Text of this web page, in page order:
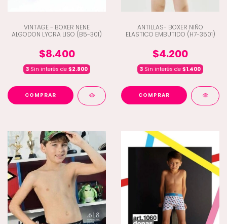
VINTAGE - BOXER NENE
ALGODON LYCRA LISO (B5-301)
$8.400
3 Sin interés de $2.800
COMPRAR
ANTILLAS- BOXER NIÑO
ELASTICO EMBUTIDO (H7-3501)
$4.200
3 Sin interés de $1.400
COMPRAR